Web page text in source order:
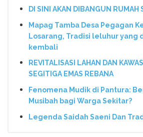
DI SINI AKAN DIBANGUN RUMAH
Mapag Tamba Desa Pegagan
Losarang, Tradisi leluhur yang
kembali
REVITALISASI LAHAN DAN
SEGITIGA EMAS REBANA
Fenomena Mudik di Pantura:
Musibah bagi Warga Sekitar?
Legenda Saidah Saeni Dan